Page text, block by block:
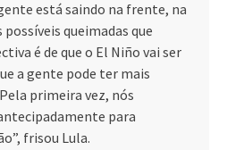
está saindo na frente, na
queimadas que
é de que o El Niño vai ser
a gente pode ter mais
primeira vez, nós
para
frisou Lula.